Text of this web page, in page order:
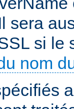
sera
si le
nom